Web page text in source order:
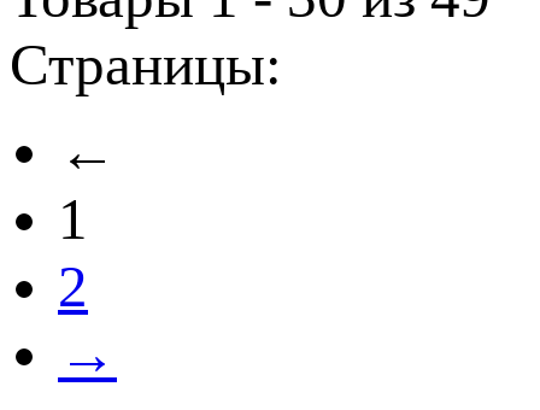
Страницы:
←
1
2
→